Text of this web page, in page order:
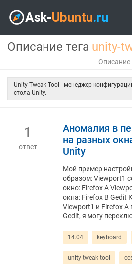
Описание тега unity-
Описание
Unity Tweak Tool - менеджер
стола Unity.
1
ответ
Аномалия в
на разных
Unity
Мой пример
образом: Viewport1
окно: Firefox A
окна: Firefox B Gedit
Viewport1 и Firefox A
Gedit, я могу
14.04 keyboard
unity-tweak-tool